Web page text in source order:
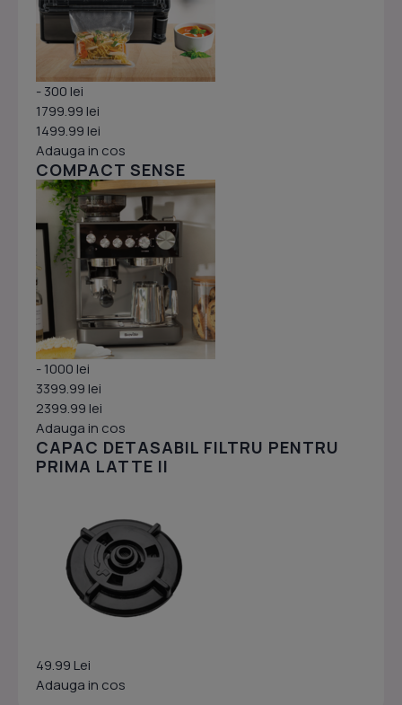
- 300 lei
1799.99 lei
1499.99 lei
Adauga in cos
COMPACT SENSE
- 1000 lei
3399.99 lei
2399.99 lei
Adauga in cos
CAPAC DETASABIL FILTRU PENTRU
PRIMA LATTE II
49.99 Lei
Adauga in cos